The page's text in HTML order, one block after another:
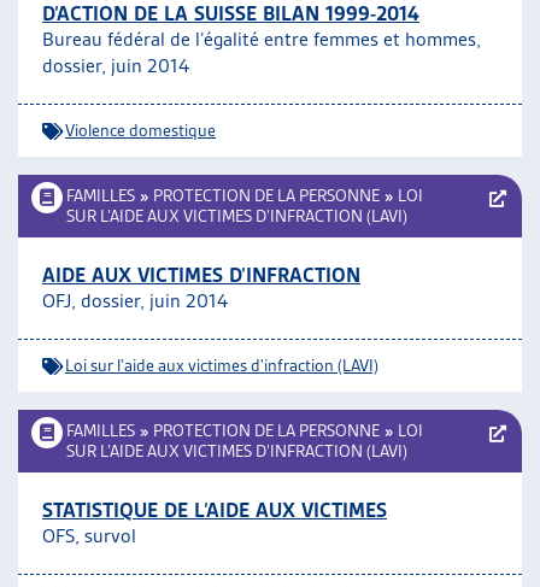
D’ACTION DE LA SUISSE BILAN 1999-2014
Bureau fédéral de l’égalité entre femmes et hommes,
dossier, juin 2014
Violence domestique
FAMILLES » PROTECTION DE LA PERSONNE » LOI
SUR L’AIDE AUX VICTIMES D’INFRACTION (LAVI)
AIDE AUX VICTIMES D’INFRACTION
OFJ, dossier, juin 2014
Loi sur l'aide aux victimes d'infraction (LAVI)
FAMILLES » PROTECTION DE LA PERSONNE » LOI
SUR L’AIDE AUX VICTIMES D’INFRACTION (LAVI)
STATISTIQUE DE L’AIDE AUX VICTIMES
OFS, survol